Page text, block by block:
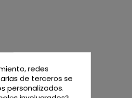
redes
de terceros se
personalizados.